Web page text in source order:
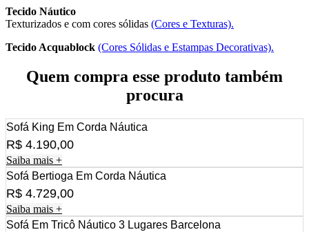
Tecido Náutico
Texturizados e com cores sólidas (Cores e Texturas).
Tecido Acquablock (Cores Sólidas e Estampas Decorativas).
Quem compra esse produto também
procura
Sofá King Em Corda Náutica
R$ 4.190,00
Saiba mais +
Sofá Bertioga Em Corda Náutica
R$ 4.729,00
Saiba mais +
Sofá Em Tricô Náutico 3 Lugares Barcelona